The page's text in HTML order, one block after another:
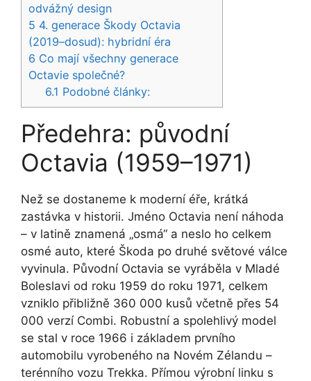
odvážný design
5 4. generace Škody Octavia
(2019–dosud): hybridní éra
6 Co mají všechny generace
Octavie společné?
6.1 Podobné články:
Předehra: původní
Octavia (1959–1971)
Než se dostaneme k moderní éře, krátká
zastávka v historii. Jméno Octavia není náhoda
– v latině znamená „osmá“ a neslo ho celkem
osmé auto, které Škoda po druhé světové válce
vyvinula. Původní Octavia se vyráběla v Mladé
Boleslavi od roku 1959 do roku 1971, celkem
vzniklo přibližně 360 000 kusů včetně přes 54
000 verzí Combi. Robustní a spolehlivý model
se stal v roce 1966 i základem prvního
automobilu vyrobeného na Novém Zélandu –
terénního vozu Trekka. Přímou výrobní linku s